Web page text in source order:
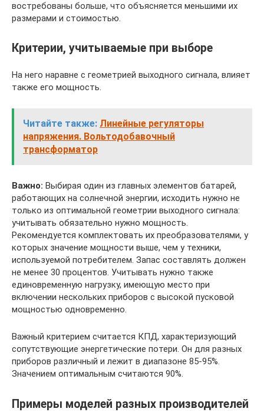
востребованы больше, что объясняется меньшими их
размерами и стоимостью.
Критерии, учитываемые при выборе
На него наравне с геометрией выходного сигнала, влияет
также его мощность.
Читайте также: Линейные регуляторы
напряжения. Вольтодобавочный
трансформатор
Важно: Выбирая один из главных элементов батарей,
работающих на солнечной энергии, исходить нужно не
только из оптимальной геометрии выходного сигнала:
учитывать обязательно нужно мощность.
Рекомендуется комплектовать их преобразователями, у
которых значение мощности выше, чем у техники,
используемой потребителем. Запас составлять должен
не менее 30 процентов. Учитывать нужно также
единовременную нагрузку, имеющую место при
включении нескольких приборов с высокой пусковой
мощностью одновременно.
Важный критерием считается КПД, характеризующий
сопутствующие энергетические потери. Он для разных
приборов различный и лежит в диапазоне 85-95%.
Значением оптимальным считаются 90%.
Примеры моделей разных производителей